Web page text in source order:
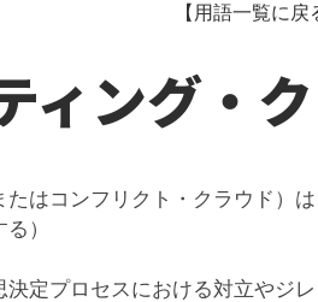
【用語一覧に戻
ィング・
はコンフリクト・クラウド）
）
定プロセスにおける対立やジ